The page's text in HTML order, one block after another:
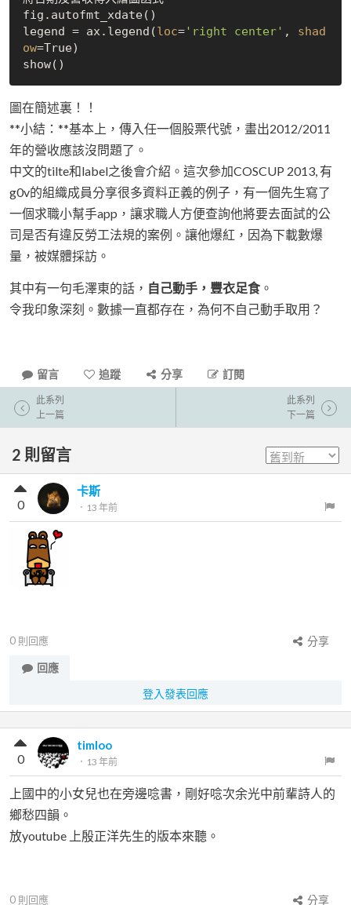
fig.autofmt_xdate()
legend = ax.legend(loc='right center' , shad
ow=True)
圖在簡述裏！！
**小結：**基本上，傳入任一個股票代號，畫出2012/2011
年的營收應該沒問題了。
中文的tilte和label之後會介紹。這次參加COSCUP 2013, 有
g0v的組織成員分享很多資料正義的例子，有一個先生寫了
一個求職小幫手app，讓求職人方便查詢他將要去面試的公
司是否有違反勞工法規的案例。讓他爆紅，因為下載數爆
量，被媒體採訪。
其中有一句毛澤東的話， 自己動手，豐衣足食。
令我印象深刻。數據一直都存在，為何不自己動手取用？
留言 追蹤 分享 訂閱
此系列
上一篇
此系列
下一篇
2 則留言
卡斯
． 13 年前
0
0 則回應
分享
回應
登入發表回應
timloo
． 13 年前
0
上國中的小女兒也在旁邊唸書，剛好唸次余光中前輩詩人的
鄉愁四韻。
放youtube 上殷正洋先生的版本來聽。
0 則回應 分享